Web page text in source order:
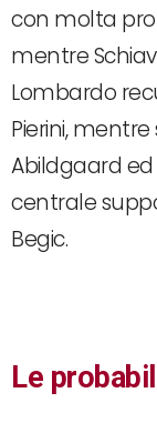
con molta
mentre
Lombardo
Pierini,
Abildgaard
centrale
Begic.
Le